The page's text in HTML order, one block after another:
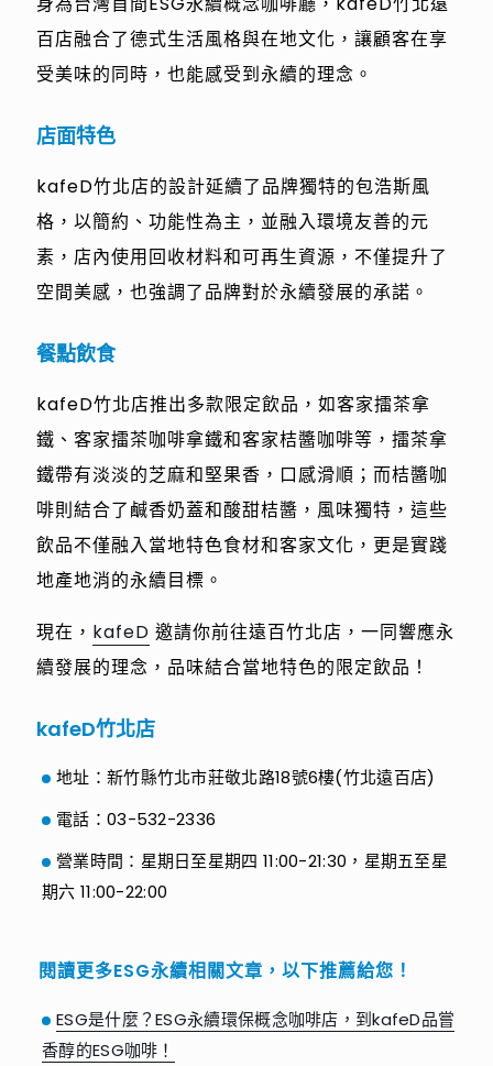
百店融合了德式生活風格與在地文化，讓顧客在享
受美味的同時，也能感受到永續的理念。
店面特色
kafeD竹北店的設計延續了品牌獨特的包浩斯風
格，以簡約、功能性為主，並融入環境友善的元
素，店內使用回收材料和可再生資源，不僅提升了
空間美感，也強調了品牌對於永續發展的承諾。
餐點飲食
kafeD竹北店推出多款限定飲品，如客家擂茶拿
鐵、客家擂茶咖啡拿鐵和客家桔醬咖啡等，擂茶拿
鐵帶有淡淡的芝麻和堅果香，口感滑順；而桔醬咖
啡則結合了鹹香奶蓋和酸甜桔醬，風味獨特，這些
飲品不僅融入當地特色食材和客家文化，更是實踐
地產地消的永續目標。
現在， kafeD 邀請你前往遠百竹北店，一同響應永
續發展的理念，品味結合當地特色的限定飲品！
kafeD竹北店
地址：新竹縣竹北市莊敬北路18號6樓(竹北遠百店)
電話：03-532-2336
營業時間：星期日至星期四 11:00-21:30，星期五至星
期六 11:00-22:00
閱讀更多ESG永續相關文章，以下推薦給您！
ESG是什麼？ESG永續環保概念咖啡店，到kafeD品嘗
香醇的ESG咖啡！